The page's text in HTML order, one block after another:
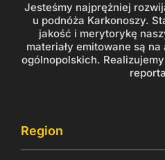
Jesteśmy najprężniej
u podnóża Karkonoszy.
jakość i merytorykę
materiały emitowane są
ogólnopolskich.
Region